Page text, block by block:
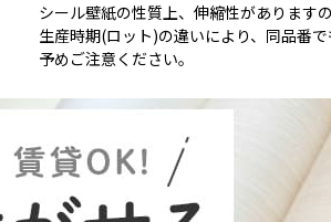
シール壁紙の性質上、伸縮性があります
生産時期(ロット)の違いにより、同品番
予めご注意ください。